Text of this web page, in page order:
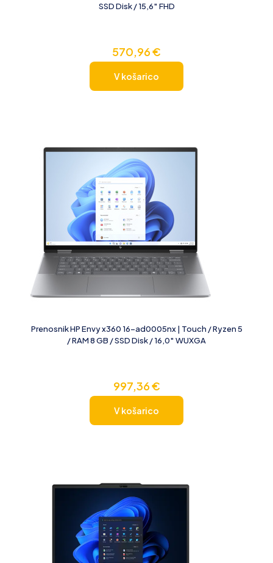
SSD Disk / 15,6″ FHD
570,96€
V košarico
Prenosnik HP Envy x360 16-ad0005nx | Touch / Ryzen 5
/ RAM 8 GB / SSD Disk / 16,0″ WUXGA
997,36€
V košarico